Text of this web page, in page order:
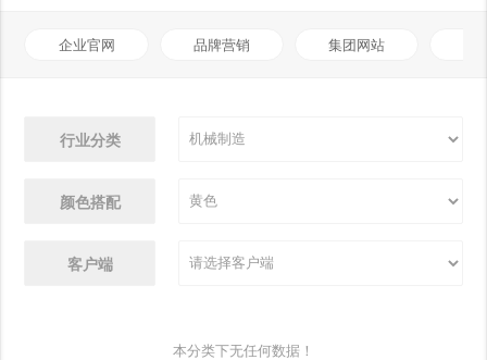
企业官网 品牌营销 集团网站
行业分类
颜色搭配
客户端
本分类下无任何数据！